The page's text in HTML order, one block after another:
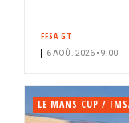
FFSA GT
6 AOÛ. 2026 • 9:00
LE MANS CUP /